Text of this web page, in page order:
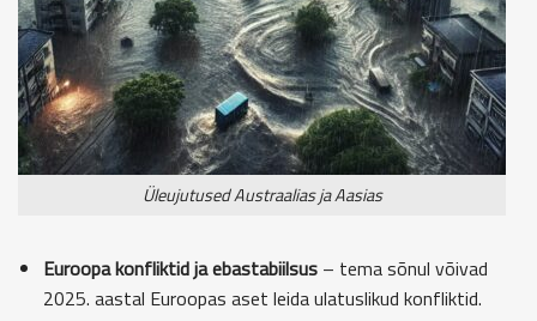
Üleujutused Austraalias ja Aasias
Euroopa konfliktid ja ebastabiilsus– tema sõnul võivad
2025. aastal Euroopas aset leida ulatuslikud konfliktid.